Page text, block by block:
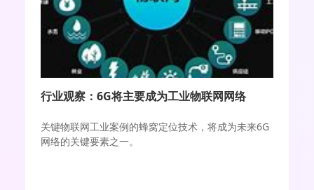
行业观察：6G将主要成为工业物联网网络
关键物联网工业案例的蜂窝定位技术，将成为未来6G
网络的关键要素之一。